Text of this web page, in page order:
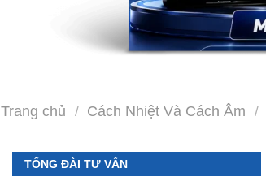
Cách Nhiệt Và Cách Âm /
0987.801.029
Hotline 2
0949.60.3979